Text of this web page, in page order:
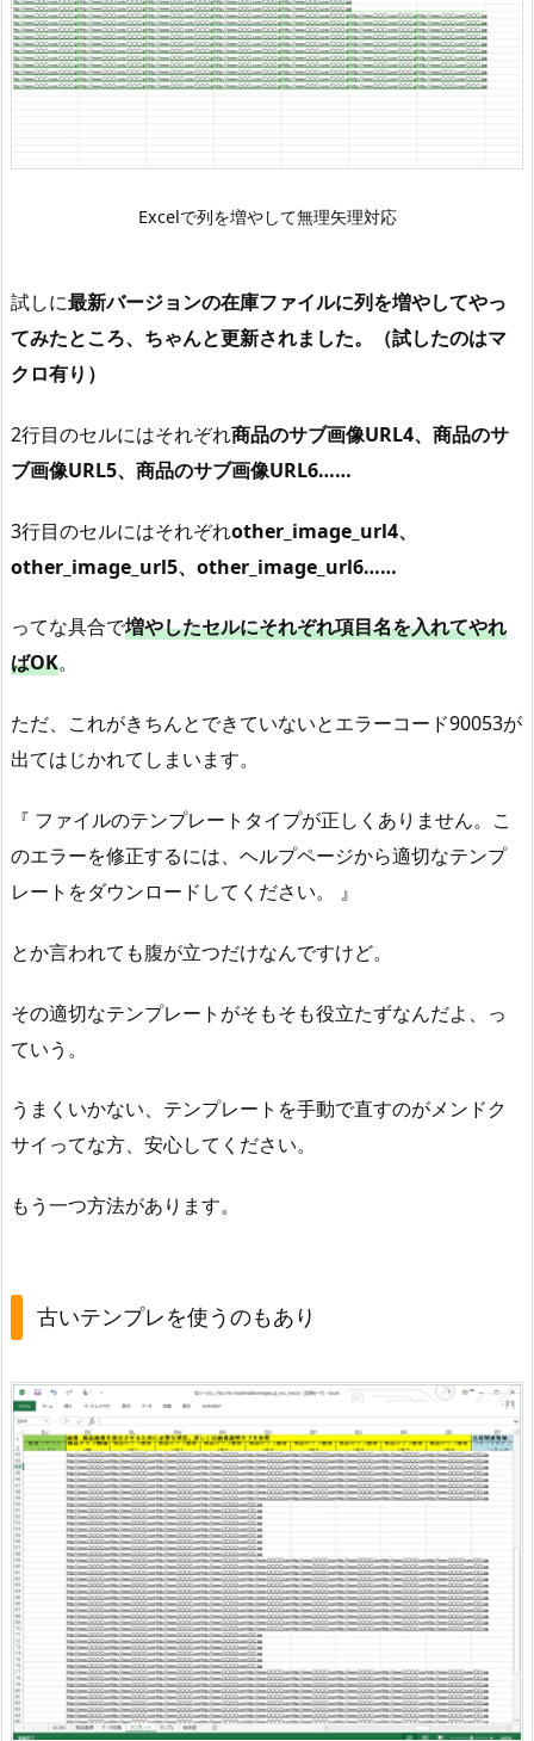
Excelで列を増やして無理矢理対応
試しに最新バージョンの在庫ファイルに列を増やしてやっ
てみたところ、ちゃんと更新されました。（試したのはマ
クロ有り）
2行目のセルにはそれぞれ商品のサブ画像URL4、商品のサ
ブ画像URL5、商品のサブ画像URL6……
3行目のセルにはそれぞれother_image_url4、
other_image_url5、other_image_url6……
ってな具合で増やしたセルにそれぞれ項目名を入れてやれ
ばOK。
ただ、これがきちんとできていないとエラーコード90053が
出てはじかれてしまいます。
『 ファイルのテンプレートタイプが正しくありません。こ
のエラーを修正するには、ヘルプページから適切なテンプ
レートをダウンロードしてください。 』
とか言われても腹が立つだけなんですけど。
その適切なテンプレートがそもそも役立たずなんだよ、っ
ていう。
うまくいかない、テンプレートを手動で直すのがメンドク
サイってな方、安心してください。
もう一つ方法があります。
古いテンプレを使うのもあり